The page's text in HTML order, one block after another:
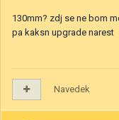
130mm? zdj se ne bom
pa kaksn upgrade narest
Navedek